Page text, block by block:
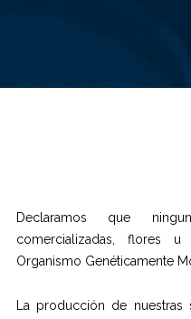
Declaramos que
comercializadas, flores
Organismo Genéticamente
La producción de